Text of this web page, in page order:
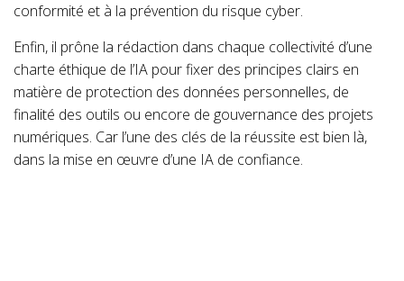
conformité et à la prévention du risque cyber.
Enfin, il prône la rédaction dans chaque collectivité d’une
charte éthique de l’IA pour fixer des principes clairs en
matière de protection des données personnelles, de
finalité des outils ou encore de gouvernance des projets
numériques. Car l’une des clés de la réussite est bien là,
dans la mise en œuvre d’une IA de confiance.